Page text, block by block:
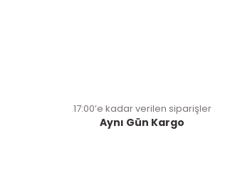
17:00’e kadar verilen siparişler
Aynı Gün Kargo